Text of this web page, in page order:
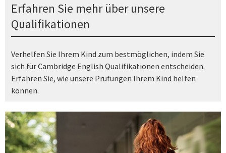
Erfahren Sie mehr über unsere
Qualifikationen
Verhelfen Sie Ihrem Kind zum bestmöglichen, indem Sie
sich für Cambridge English Qualifikationen entscheiden.
Erfahren Sie, wie unsere Prüfungen Ihrem Kind helfen
können.